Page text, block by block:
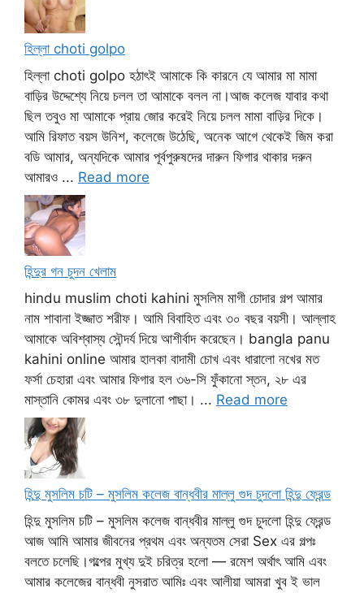
হিল্লা choti golpo
হিল্লা choti golpo হঠাৎই আমাকে কি কারনে যে আমার মা মামা
বাড়ির উদ্দেশ্যে নিয়ে চলল তা আমাকে বলল না।আজ কলেজ যাবার কথা
ছিল তবুও মা আমাকে প্রায় জোর করেই নিয়ে চলল মামা বাড়ির দিকে।
আমি রিফাত বয়স উনিশ, কলেজে উঠেছি, অনেক আগে থেকেই জিম করা
বডি আমার, অন্যদিকে আমার পূর্বপুরুষদের দারুন ফিগার থাকার দরুন
আমারও ... Read more
হিন্দুর গন চুদন খেলাম
hindu muslim choti kahini মুসলিম মাগী চোদার গল্প আমার
নাম শাবানা ইজ্জাত শরীফ। আমি বিবাহিত এবং ৩০ বছর বয়সী। আল্লাহ
আমাকে অবিশ্বাস্য সৌন্দর্য দিয়ে আশীর্বাদ করেছেন। bangla panu
kahini online আমার হালকা বাদামী চোখ এবং ধারালো নখের মত
ফর্সা চেহারা এবং আমার ফিগার হল ৩৬-সি ফুঁকানো স্তন, ২৮ এর
মাস্তানি কোমর এবং ৩৮ দুলানো পাছা। ... Read more
হিন্দু মুসলিম চটি – মুসলিম কলেজ বান্ধবীর মাল্লু গুদ চুদলো হিন্দু ফ্রেন্ড
হিন্দু মুসলিম চটি – মুসলিম কলেজ বান্ধবীর মাল্লু গুদ চুদলো হিন্দু ফ্রেন্ড
আজ আমি আমার জীবনের প্রথম এবং অন্যতম সেরা Sex এর গল্পঃ
বলতে চলেছি।গল্পের মুখ্য দুই চরিত্র হলো — রমেশ অর্থাৎ আমি এবং
আমার কলেজের বান্ধবী নুসরাত আমিঃ এবং আলীয়া আমরা খুব ই ভাল